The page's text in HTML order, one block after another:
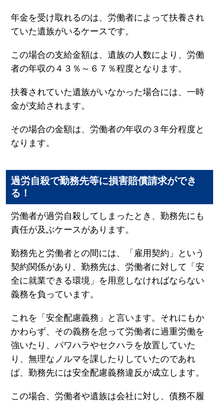
年金を受け取れるのは、労働者によって扶養され
ていた遺族がいるケースです。
この場合の支給金額は、遺族の人数により、労働
者の年収の４３％～６７％程度となります。
扶養されていた遺族がいなかった場合には、一時
金が支給されます。
その場合の金額は、労働者の年収の３年分程度と
なります。
過労自殺で勤務先等に損害賠償請求ができ
る！
労働者が過労自殺してしまったとき、勤務先にも
責任が及ぶケースがあります。
勤務先と労働者との間には、「雇用契約」という
契約関係があり、勤務先は、労働者に対して「安
全に就業できる環境」を用意しなければならない
義務を負っています。
これを「安全配慮義務」と言います。それにもか
かわらず、その義務を怠って労働者に過重労働を
強いたり、パワハラやセクハラを放置していた
り、無理なノルマを課したりしていたのであれ
ば、勤務先には安全配慮義務違反が成立します。
この場合、労働者や遺族は会社に対し、債務不履